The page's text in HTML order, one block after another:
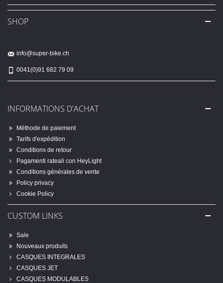
SHOP
info@super-bike.ch
0041(0)91 682 79 09
INFORMATIONS D'ACHAT
Méthode de paiement
Tarifs d'expédition
Conditions de retour
Pagamenti rateali con HeyLight
Conditions générales de vente
Policy privacy
Cookie Policy
CUSTOM LINKS
Sale
Nouveaux produits
CASQUES INTEGRALES
CASQUES JET
CASQUES MODULABLES